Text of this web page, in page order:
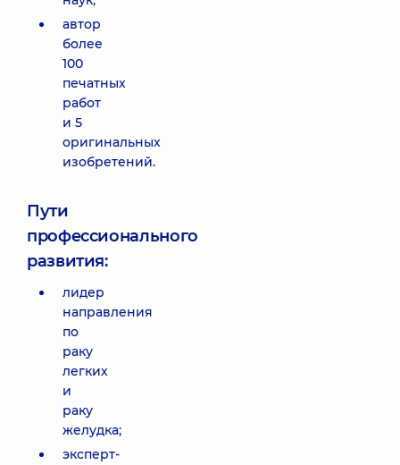
автор
более
100
печатных
работ
и 5
оригинальных
изобретений.
Пути
профессионального
развития:
лидер
направления
по
раку
легких
и
раку
желудка;
эксперт-